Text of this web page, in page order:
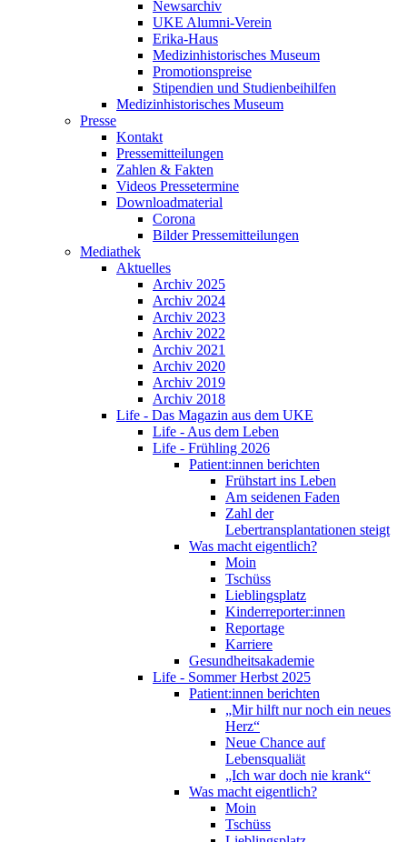
Newsarchiv
UKE Alumni-Verein
Erika-Haus
Medizinhistorisches Museum
Promotionspreise
Stipendien und Studienbeihilfen
Medizinhistorisches Museum
Presse
Kontakt
Pressemitteilungen
Zahlen & Fakten
Videos Pressetermine
Downloadmaterial
Corona
Bilder Pressemitteilungen
Mediathek
Aktuelles
Archiv 2025
Archiv 2024
Archiv 2023
Archiv 2022
Archiv 2021
Archiv 2020
Archiv 2019
Archiv 2018
Life - Das Magazin aus dem UKE
Life - Aus dem Leben
Life - Frühling 2026
Patient:innen berichten
Frühstart ins Leben
Am seidenen Faden
Zahl der
Lebertransplantationen steigt
Was macht eigentlich?
Moin
Tschüss
Lieblingsplatz
Kinderreporter:innen
Reportage
Karriere
Gesundheitsakademie
Life - Sommer Herbst 2025
Patient:innen berichten
„Mir hilft nur noch ein neues
Herz“
Neue Chance auf
Lebensqualiät
„Ich war doch nie krank“
Was macht eigentlich?
Moin
Tschüss